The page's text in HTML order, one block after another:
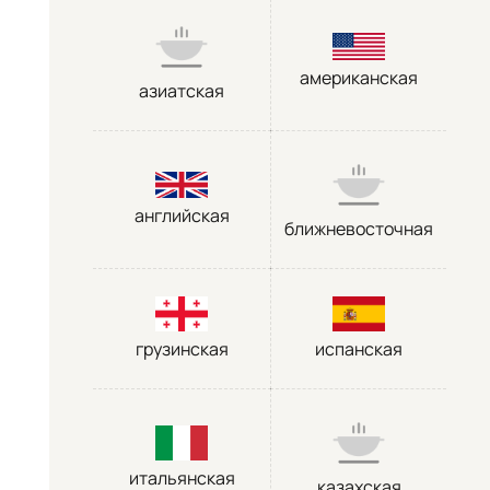
азиатская
американская
английская
ближневосточная
грузинская испанская
итальянская